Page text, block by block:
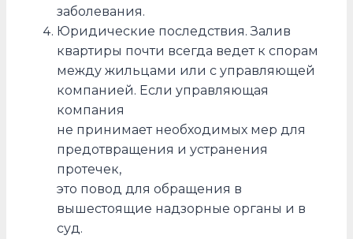
заболевания.
Юридические последствия. Залив
квартиры почти всегда ведет к спорам
между жильцами или с управляющей
компанией. Если управляющая
компания
не принимает необходимых мер для
предотвращения и устранения
протечек,
это повод для обращения в
вышестоящие надзорные органы и в
суд.